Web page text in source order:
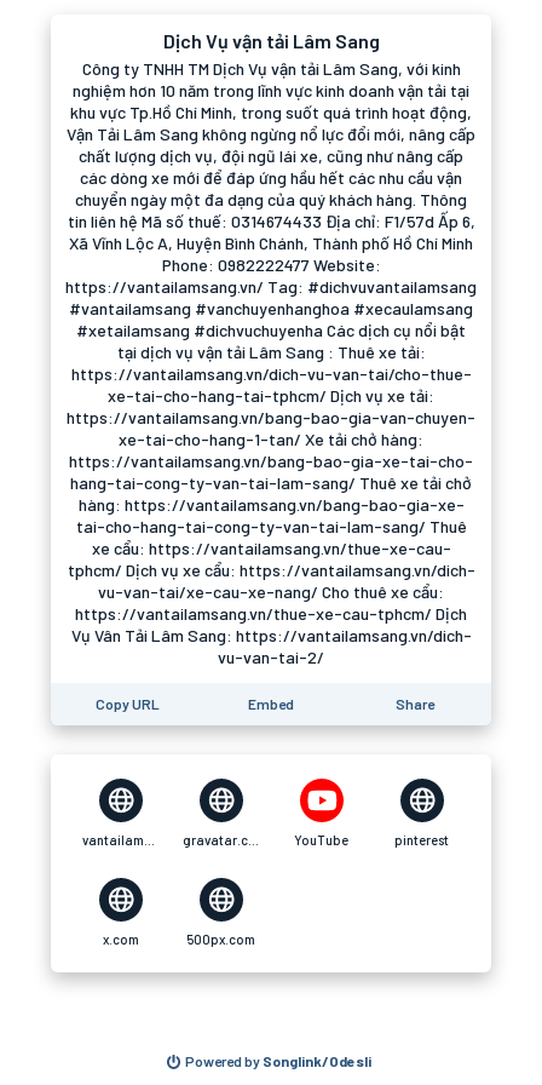
Dịch Vụ vận tải Lâm Sang
Công ty TNHH TM Dịch Vụ vận tải Lâm Sang, với kinh
nghiệm hơn 10 năm trong lĩnh vực kinh doanh vận tải tại
khu vực Tp.Hồ Chí Minh, trong suốt quá trình hoạt động,
Vận Tải Lâm Sang không ngừng nổ lực đổi mới, nâng cấp
chất lượng dịch vụ, đội ngũ lái xe, cũng như nâng cấp
các dòng xe mới để đáp ứng hầu hết các nhu cầu vận
chuyển ngày một đa dạng của quý khách hàng. Thông
tin liên hệ Mã số thuế: 0314674433 Địa chỉ: F1/57d Ấp 6,
Xã Vĩnh Lộc A, Huyện Bình Chánh, Thành phố Hồ Chí Minh
Phone: 0982222477 Website:
https://vantailamsang.vn/ Tag: #dichvuvantailamsang
#vantailamsang #vanchuyenhanghoa #xecaulamsang
#xetailamsang #dichvuchuyenha Các dịch cụ nổi bật
tại dịch vụ vận tải Lâm Sang : Thuê xe tải:
https://vantailamsang.vn/dich-vu-van-tai/cho-thue-
xe-tai-cho-hang-tai-tphcm/ Dịch vụ xe tải:
https://vantailamsang.vn/bang-bao-gia-van-chuyen-
xe-tai-cho-hang-1-tan/ Xe tải chở hàng:
https://vantailamsang.vn/bang-bao-gia-xe-tai-cho-
hang-tai-cong-ty-van-tai-lam-sang/ Thuê xe tải chở
hàng: https://vantailamsang.vn/bang-bao-gia-xe-
tai-cho-hang-tai-cong-ty-van-tai-lam-sang/ Thuê
xe cẩu: https://vantailamsang.vn/thue-xe-cau-
tphcm/ Dịch vụ xe cẩu: https://vantailamsang.vn/dich-
vu-van-tai/xe-cau-xe-nang/ Cho thuê xe cẩu:
https://vantailamsang.vn/thue-xe-cau-tphcm/ Dịch
Vụ Vân Tải Lâm Sang: https://vantailamsang.vn/dich-
vu-van-tai-2/
Copy URL Embed Share
YouTube pinterest
x.com 500px.com
Powered by Songlink/Odesli